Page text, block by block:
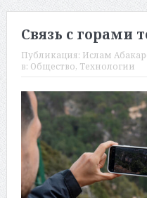
Связь с горами
Публикация: Ислам
в: Общество, Технологии